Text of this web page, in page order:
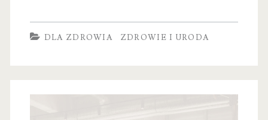
|
DLA ZDROWIA ZDROWIE I URODA